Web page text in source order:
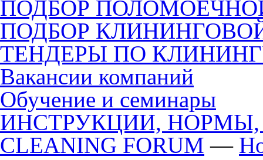
ПОДБОР
ПОДБОР
ТЕНДЕРЫ ПО
Вакансии компаний
Обучение и семинары
ИНСТРУКЦИИ,
CLEANING FORUM —